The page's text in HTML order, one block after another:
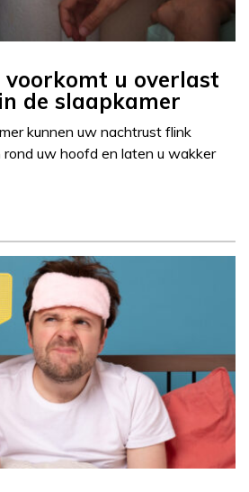
voorkomt u overlast
de slaapkamer
kunnen uw nachtrust flink
uw hoofd en laten u wakker